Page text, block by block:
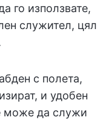
го използвате,
служител, цял
с полета,
и удобен
може да служи